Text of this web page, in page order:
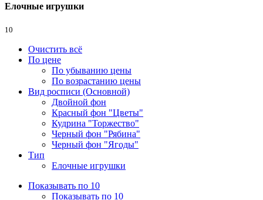
Елочные игрушки
10
Очистить всё
По цене
По убыванию цены
По возрастанию цены
Вид росписи (Основной)
Двойной фон
Красный фон "Цветы"
Кудрина "Торжество"
Черный фон "Рябина"
Черный фон "Ягоды"
Тип
Елочные игрушки
Показывать по 10
Показывать по 10